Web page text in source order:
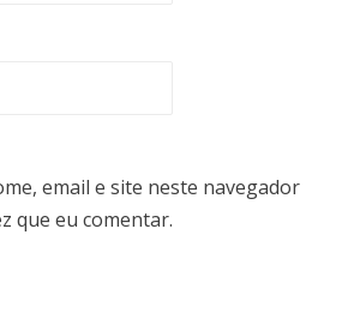
email e site neste navegador
que eu comentar.